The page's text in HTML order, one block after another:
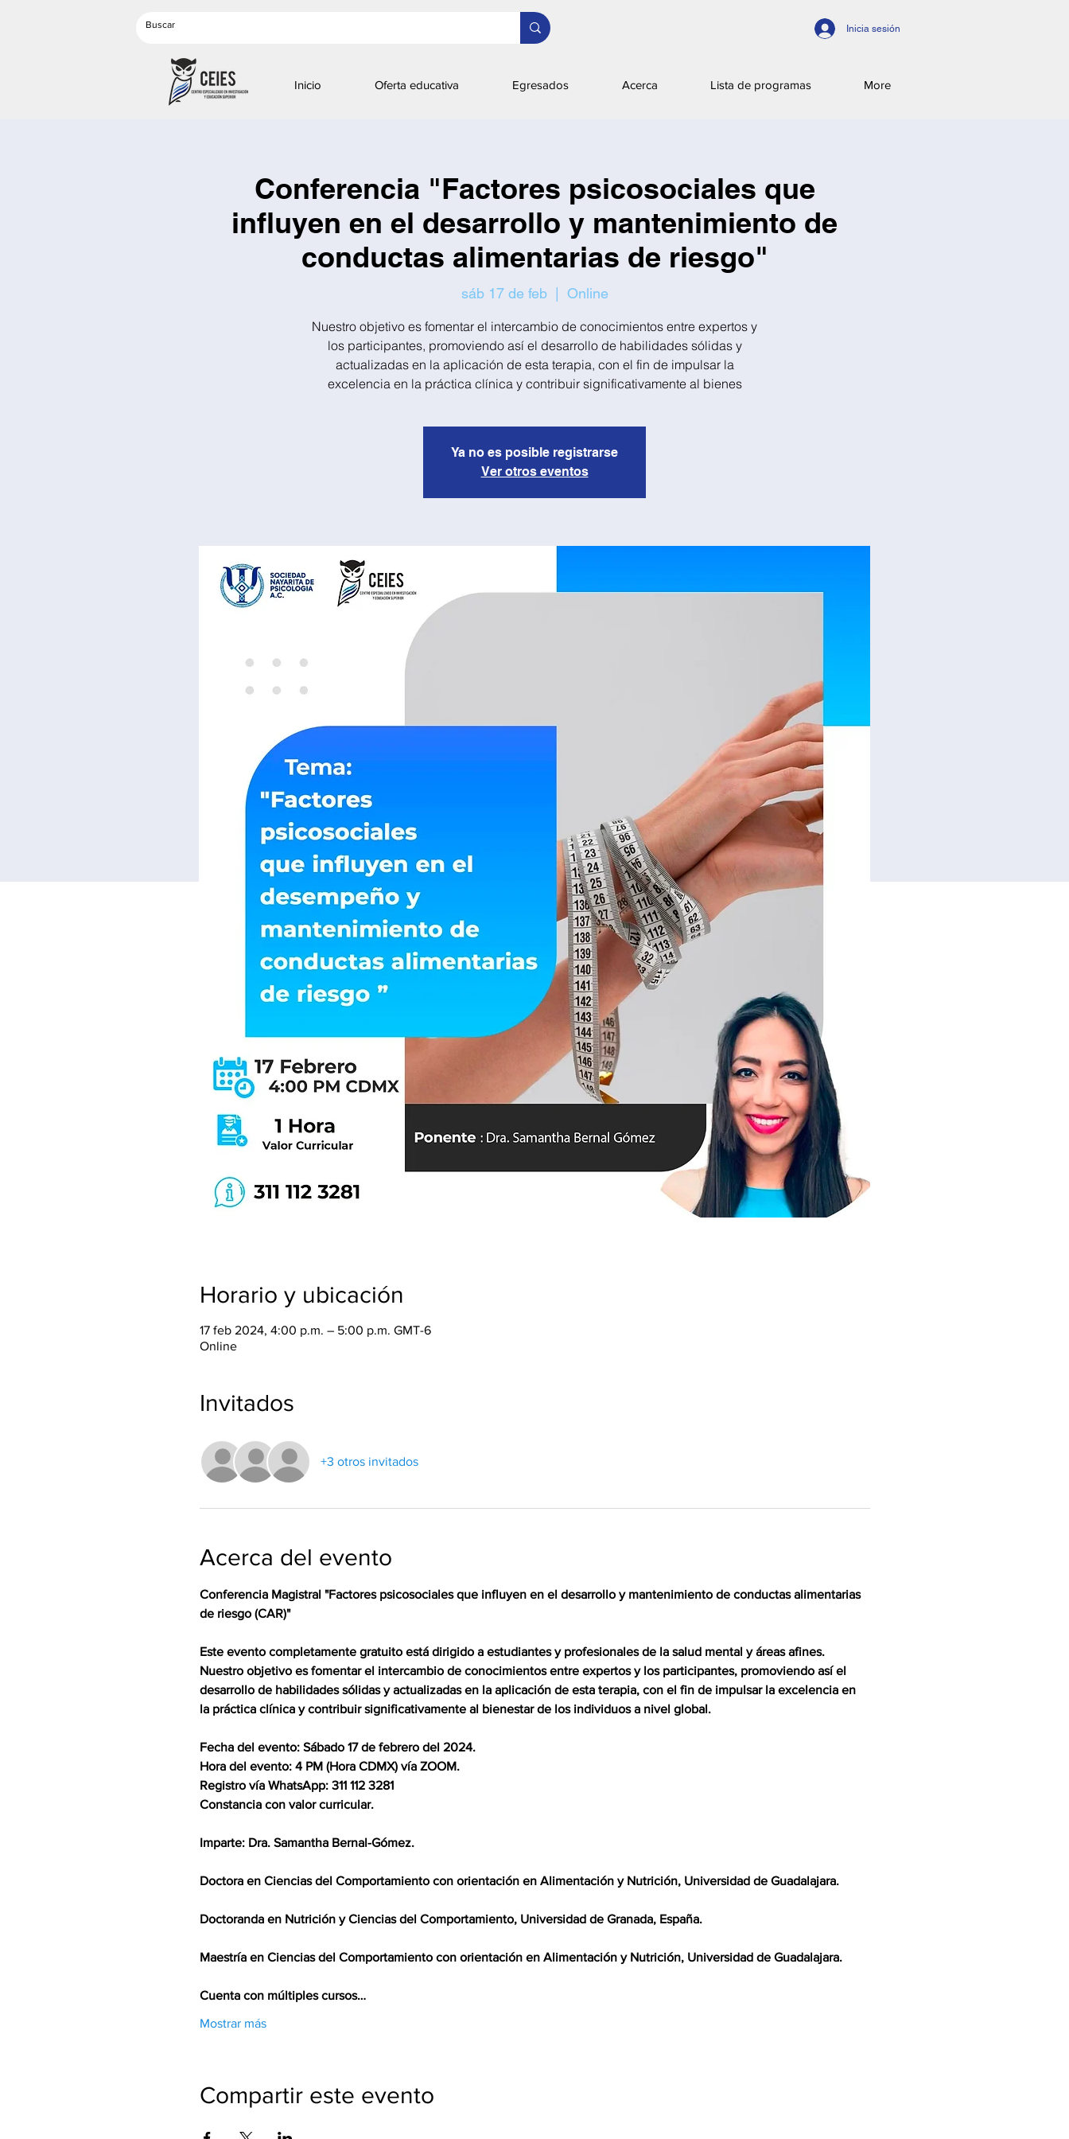
Inicia sesión
Inicio Oferta educativa Egresados Acerca Lista de programas More
Conferencia "Factores psicosociales que
influyen en el desarrollo y mantenimiento de
conductas alimentarias de riesgo"
sáb 17 de feb
  |
Online
Nuestro objetivo es fomentar el intercambio de conocimientos entre expertos y
los participantes, promoviendo así el desarrollo de habilidades sólidas y
actualizadas en la aplicación de esta terapia, con el fin de impulsar la
excelencia en la práctica clínica y contribuir significativamente al bienes
Ya no es posible registrarse
Ver otros eventos
Horario y ubicación
17 feb 2024, 4:00 p.m. – 5:00 p.m. GMT-6
Online
Invitados
+3 otros invitados
Acerca del evento
Conferencia Magistral "Factores psicosociales que influyen en el desarrollo y mantenimiento de conductas alimentarias
de riesgo (CAR)"
Este evento completamente gratuito está dirigido a estudiantes y profesionales de la salud mental y áreas afines.
Nuestro objetivo es fomentar el intercambio de conocimientos entre expertos y los participantes, promoviendo así el
desarrollo de habilidades sólidas y actualizadas en la aplicación de esta terapia, con el fin de impulsar la excelencia en
la práctica clínica y contribuir significativamente al bienestar de los individuos a nivel global.
Fecha del evento: Sábado 17 de febrero del 2024.
Hora del evento: 4 PM (Hora CDMX) vía ZOOM.
Registro vía WhatsApp: 311 112 3281
Constancia con valor curricular.
Imparte: Dra. Samantha Bernal-Gómez.
Doctora en Ciencias del Comportamiento con orientación en Alimentación y Nutrición, Universidad de Guadalajara.
Doctoranda en Nutrición y Ciencias del Comportamiento, Universidad de Granada, España.
Maestría en Ciencias del Comportamiento con orientación en Alimentación y Nutrición, Universidad de Guadalajara.
Cuenta con múltiples cursos…
Mostrar más
Compartir este evento